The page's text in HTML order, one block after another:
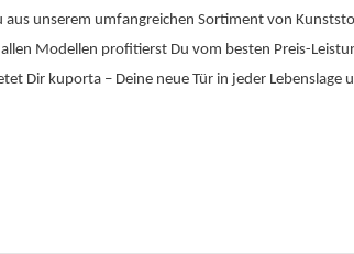
aus unserem umfangreichen Sortiment von
Modellen profitierst Du vom besten Preis-
Dir kuporta – Deine neue Tür in jeder Lebenslage